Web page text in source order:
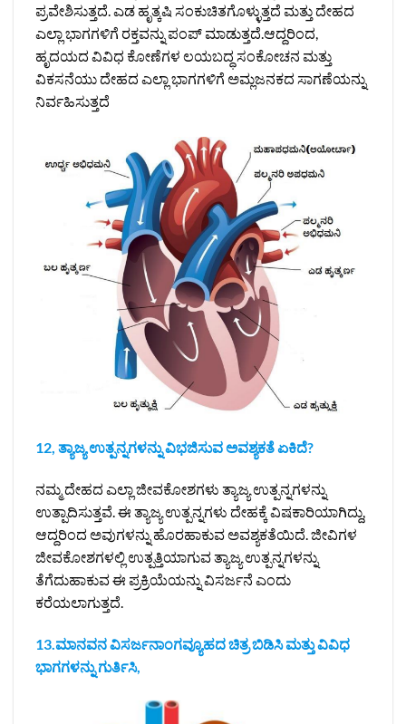
ಪ್ರವೇಶಿಸುತ್ತದೆ. ಎಡ ಹೃತ್ಕಷಿ ಸಂಕುಚಿತಗೊಳ್ಳುತ್ತದೆ ಮತ್ತು ದೇಹದ
ಎಲ್ಲಾ ಭಾಗಗಳಿಗೆ ರಕ್ತವನ್ನು ಪಂಪ್ ಮಾಡುತ್ತದೆ.ಆದ್ದರಿಂದ,
ಹೃದಯದ ವಿವಿಧ ಕೋಣೆಗಳ ಲಯಬದ್ಧ ಸಂಕೋಚನ ಮತ್ತು
ವಿಕಸನೆಯು ದೇಹದ ಎಲ್ಲಾ ಭಾಗಗಳಿಗೆ ಅಮ್ಲಜನಕದ ಸಾಗಣೆಯನ್ನು
ನಿರ್ವಹಿಸುತ್ತದೆ
12, ತ್ಯಾಜ್ಯ ಉತ್ಪನ್ನಗಳನ್ನು ವಿಭಜಿಸುವ ಅವಶ್ಯಕತೆ ಏಕಿದೆ?
ನಮ್ಮ ದೇಹದ ಎಲ್ಲಾ ಜೀವಕೋಶಗಳು ತ್ಯಾಜ್ಯ ಉತ್ಪನ್ನಗಳನ್ನು
ಉತ್ಪಾದಿಸುತ್ತವೆ. ಈ ತ್ಯಾಜ್ಯ ಉತ್ಪನ್ನಗಳು ದೇಹಕ್ಕೆ ವಿಷಕಾರಿಯಾಗಿದ್ದು,
ಆದ್ದರಿಂದ ಅವುಗಳನ್ನು ಹೊರಹಾಕುವ ಅವಶ್ಯಕತೆಯಿದೆ. ಜೀವಿಗಳ
ಜೀವಕೋಶಗಳಲ್ಲಿ ಉತ್ಪತ್ತಿಯಾಗುವ ತ್ಯಾಜ್ಯ ಉತ್ಪನ್ನಗಳನ್ನು
ತೆಗೆದುಹಾಕುವ ಈ ಪ್ರಕ್ರಿಯೆಯನ್ನು ವಿಸರ್ಜನೆ ಎಂದು
ಕರೆಯಲಾಗುತ್ತದೆ.
13.ಮಾನವನ ವಿಸರ್ಜನಾಂಗವ್ಯೂಹದ ಚಿತ್ರ ಬಿಡಿಸಿ ಮತ್ತು ವಿವಿಧ
ಭಾಗಗಳನ್ನು ಗುರ್ತಿಸಿ,